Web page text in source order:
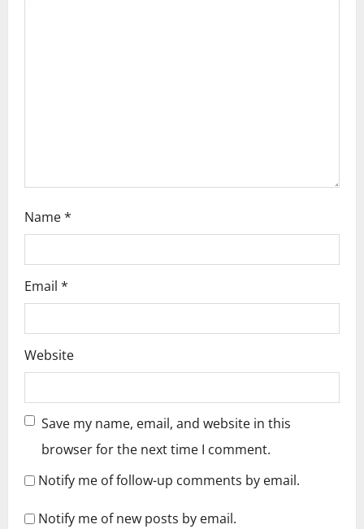
Name*
Email *
Website
Save my name, email, and website in this
browser for the next time I comment.
Notify me of follow-up comments by email.
Notify me of new posts by email.